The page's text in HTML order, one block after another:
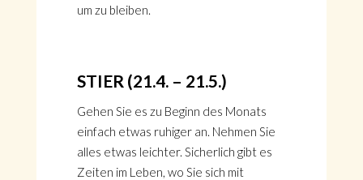
um zu bleiben.
STIER (21.4. – 21.5.)
Gehen Sie es zu Beginn des Monats
einfach etwas ruhiger an. Nehmen Sie
alles etwas leichter. Sicherlich gibt es
Zeiten im Leben, wo Sie sich mit